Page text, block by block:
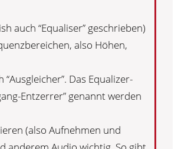
auch “Equaliser” geschrieben)
also Höhen,
Das Equalizer-
Entzerrer” genannt werden
(also Aufnehmen und